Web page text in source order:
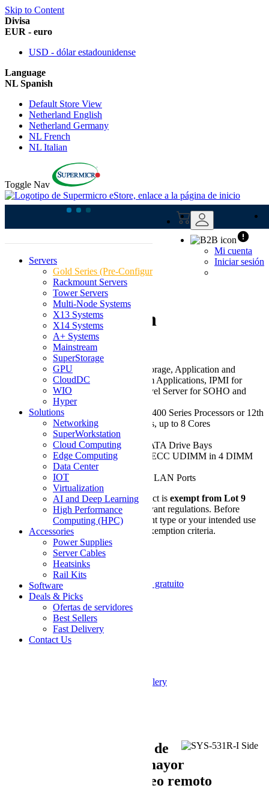
Skip to Content
Divisa
EUR - euro
USD - dólar estadounidense
Language
NL Spanish
Default Store View
Netherland English
Netherland Germany
NL French
NL Italian
Toggle Nav
Mi cuenta
Iniciar sesión
Servers
Gold Series (Pre-Configured)
Rackmount Servers
Tower Servers
Multi-Node Systems
X13 Systems
X14 Systems
A+ Systems
Mainstream
SuperStorage
GPU
CloudDC
WIO
Hyper
Solutions
Networking
SuperWorkstation
Cloud Computing
Edge Computing
Data Center
IOT
Virtualization
AI and Deep Learning
High Performance
Computing (HPC)
Accessories
Power Supplies
Server Cables
Heatsinks
Rail Kits
Software
Deals & Picks
Ofertas de servidores
Best Sellers
Fast Delivery
Contact Us
Supermicro SYS-
531R-I Mini-
Tower X13 UP
SuperWorkstation
Be the first to review this product
Key Features/Applications:
Storage, Application and
Centralized Data Backup System Applications, IPMI for
Remote Management, Entry-Level Server for SOHO and
SMB
CPU:Single Intel® Xeon® E-2400 Series Processors or 12th
Generation Pentium® Processors, up to 8 Cores
Chassis:Mini-Tower
Drive:Up to 4x 3.5" Internal SATA Drive Bays
RAM:Up to 128GB of DDR5 ECC UDIMM in 4 DIMM
Slots
Network Ports:
2x 1GbE RJ45 LAN Ports
Lot 9 Compliance Notice:This product is exempt from Lot 9
requirementsin accordance with relevant regulations. Before
purchasing, please ensure the equipment type or your intended use
for this product aligns with the Lot 9 exemption criteria.
Please find the detailshere.
Únase al programa B2B
Ahorre un 3 % en este sistema + Envío gratuito
SYS-531R-I
Customize and Add to Cart
Share on Facebook
Skip to the beginning of the images gallery
Diseño y características de
nivel de servidor para mayor
confiabilidad y monitoreo remoto